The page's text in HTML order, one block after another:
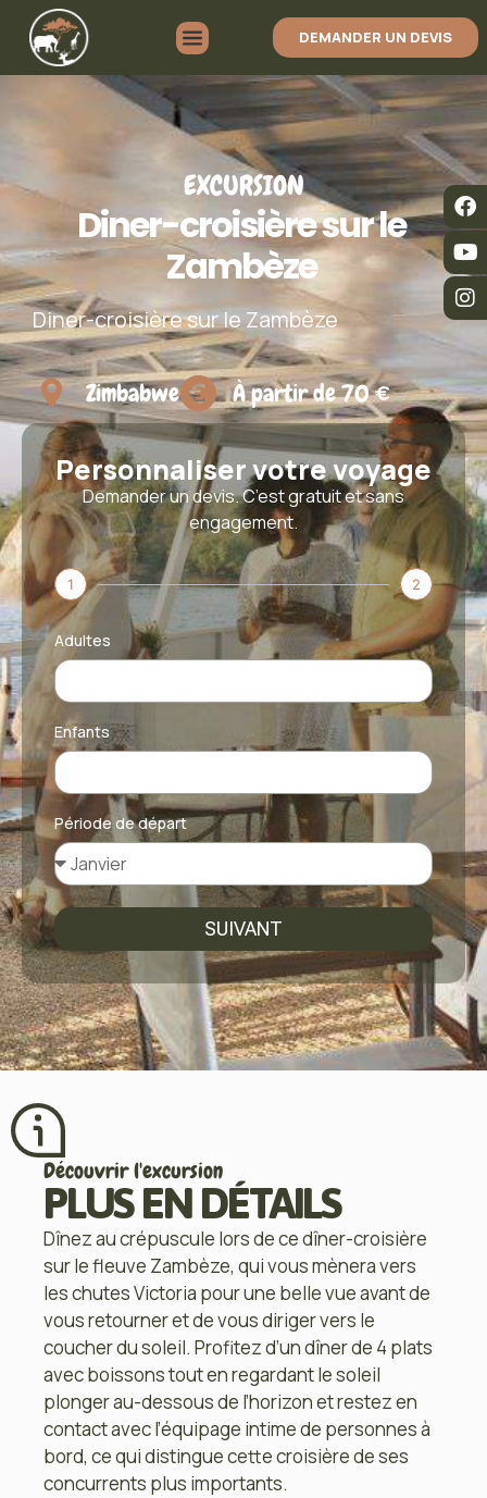
DEMANDER UN DEVIS
EXCURSION
Diner-croisière sur le
Zambèze
Diner-croisière sur le Zambèze
Zimbabwe À partir de 70 €
Personnaliser votre voyage
Demander un devis. C’est gratuit et sans
engagement.
1 2
Adultes
Enfants
Période de départ
SUIVANT
Découvrir l'excursion
PLUS EN DÉTAILS
Dînez au crépuscule lors de ce dîner-croisière
sur le fleuve Zambèze, qui vous mènera vers
les chutes Victoria pour une belle vue avant de
vous retourner et de vous diriger vers le
coucher du soleil. Profitez d’un dîner de 4 plats
avec boissons tout en regardant le soleil
plonger au-dessous de l’horizon et restez en
contact avec l’équipage intime de personnes à
bord, ce qui distingue cette croisière de ses
concurrents plus importants.